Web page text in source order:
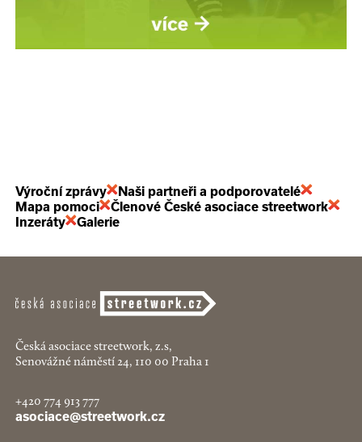
Výroční zprávy
Naši partneři a podporovatelé
Mapa pomoci
Členové České asociace streetwork
Inzeráty
Galerie
Česká asociace streetwork, z.s,
Senovážné náměstí 24, 110 00 Praha 1
+420 774 913 777
asociace@streetwork.cz